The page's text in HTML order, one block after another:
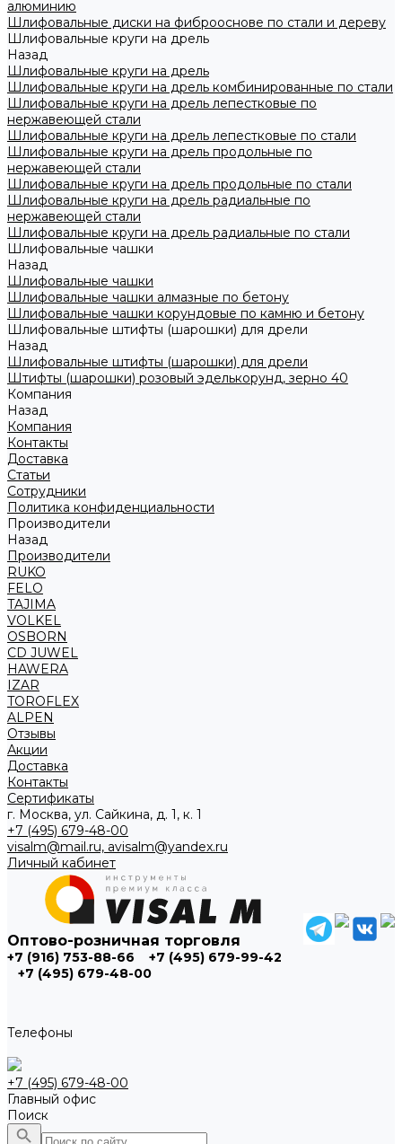
алюминию
Шлифовальные диски на фиброоснове по стали и дереву
Шлифовальные круги на дрель
Назад
Шлифовальные круги на дрель
Шлифовальные круги на дрель комбинированные по стали
Шлифовальные круги на дрель лепестковые по
нержавеющей стали
Шлифовальные круги на дрель лепестковые по стали
Шлифовальные круги на дрель продольные по
нержавеющей стали
Шлифовальные круги на дрель продольные по стали
Шлифовальные круги на дрель радиальные по
нержавеющей стали
Шлифовальные круги на дрель радиальные по стали
Шлифовальные чашки
Назад
Шлифовальные чашки
Шлифовальные чашки алмазные по бетону
Шлифовальные чашки корундовые по камню и бетону
Шлифовальные штифты (шарошки) для дрели
Назад
Шлифовальные штифты (шарошки) для дрели
Штифты (шарошки) розовый эделькорунд, зерно 40
Компания
Назад
Компания
Контакты
Доставка
Статьи
Сотрудники
Политика конфиденциальности
Производители
Назад
Производители
RUKO
FELO
TAJIMA
VOLKEL
OSBORN
CD JUWEL
HAWERA
IZAR
TOROFLEX
ALPEN
Отзывы
Акции
Доставка
Контакты
Сертификаты
г. Москва, ул. Сайкина, д. 1, к. 1
+7 (495) 679-48-00
visalm@mail.ru, avisalm@yandex.ru
Личный кабинет
Оптово-розничная торговля
+7 (916) 753-88-66
+7 (495) 679-99-42
+7 (495) 679-48-00
Телефоны
+7 (495) 679-48-00
Главный офис
Поиск